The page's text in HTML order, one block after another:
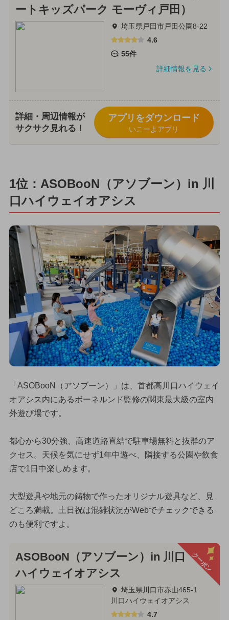
ートキッズパーク モーヴィ戸田）
埼玉県戸田市戸田公園8-22
4.6
55件
詳細情報を見る
詳細・周辺情報が
サクサク見れる！
アプリをダウンロード
いこーよアプリ
1位：ASOBooN（アソブーン）in 川
口ハイウェイオアシス
「ASOBooN（アソブーン）」は、首都高川口ハイウェイ
オアシス内にあるボーネルンド監修の関東最大級の室内
外遊び場です。
都心から30分強、高速道路直結で駐車場無料と抜群のア
クセス。天候を気にせず1年中遊べ、隣接する公園や飲食
店で1日中楽しめます。
大型遊具や地元の鋳物で作ったオリジナル遊具など、見
どころ満載。土日祝は混雑状況がWebでチェックできる
のも便利ですよ。
クーポン
ASOBooN（アソブーン）in 川口
ハイウェイオアシス
埼玉県川口市赤山465-1
川口ハイウェイオアシス
4.7